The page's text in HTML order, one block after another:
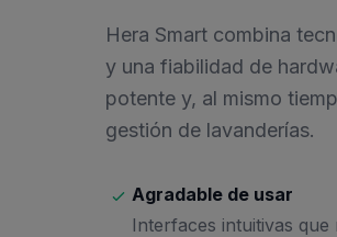
Hera Smart combina
y una fiabilidad de
potente y, al mismo
gestión de lavanderías.
Agradable de usar
Interfaces intuitivas